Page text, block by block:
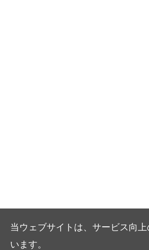
当ウェブサイトは、サービス向
います。